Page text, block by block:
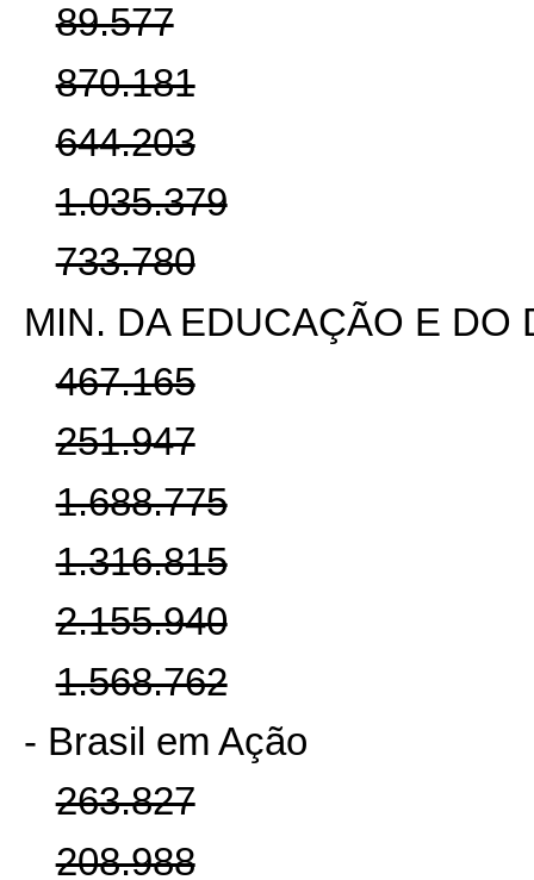
89.577
870.181
644.203
1.035.379
733.780
MIN. DA EDUCAÇÃO E DO
467.165
251.947
1.688.775
1.316.815
2.155.940
1.568.762
- Brasil em Ação
263.827
208.988